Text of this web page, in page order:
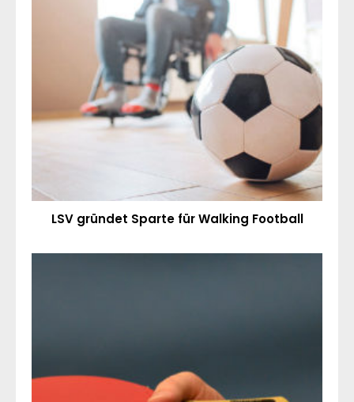
LSV gründet Sparte für Walking Football